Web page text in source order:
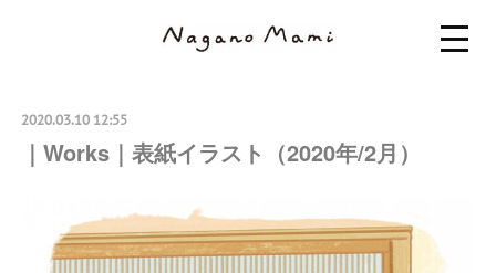
2020.03.10 12:55
｜Works｜表紙イラスト（2020年/2月）